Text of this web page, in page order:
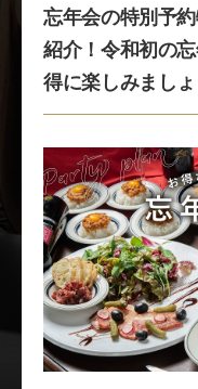
忘年会の特別予
紹介！令和初の
得に楽しみましょ